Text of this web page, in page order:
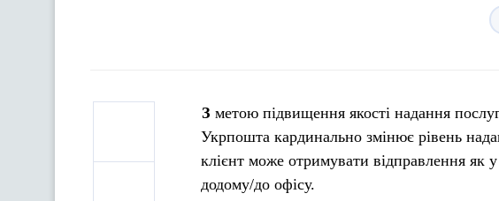
З метою підвищення якості надання послуг та покращення комунікації з клієнтом,
Укрпошта кардинально змінює рівень
клієнт може отримувати відправлення як
додому/до офісу.